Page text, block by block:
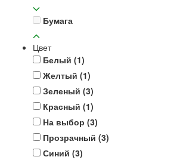
Бумага
Цвет
Белый (1)
Желтый (1)
Зеленый (3)
Красный (1)
На выбор (3)
Прозрачный (3)
Синий (3)